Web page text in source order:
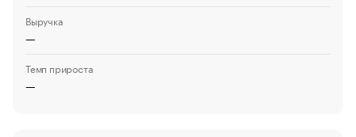
Выручка
—
Темп прироста
—